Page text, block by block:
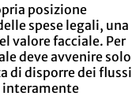
posizione
spese legali, una
valore facciale. Per
deve avvenire solo
di disporre dei flussi
interamente